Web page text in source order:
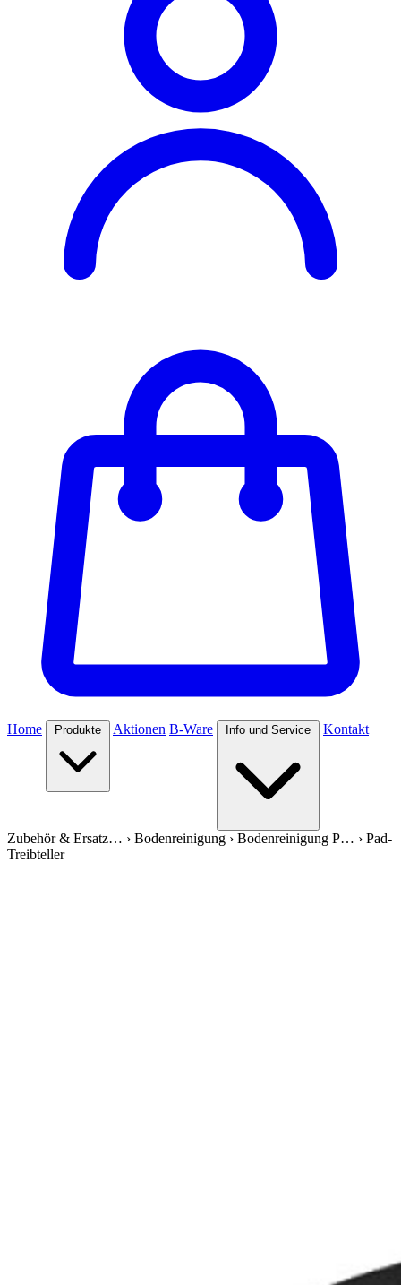
Home Produkte Aktionen B-Ware Info und Service Kontakt
Zubehör & Ersatz… › Bodenreinigung › Bodenreinigung P… › Pad-
Treibteller